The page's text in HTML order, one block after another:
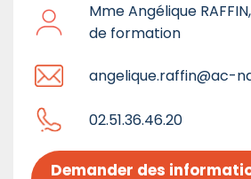
Mme Angélique
de formation
angelique.raffin@ac-
02.51.36.46.20
Demander des